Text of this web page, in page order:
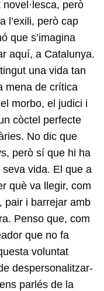
però
l’exili, però cap
que s’imagina
aquí, a Catalunya.
una vida tan
mena de crítica
morbo, el judici i
còctel perfecte
No dic que
però sí que hi ha
vida. El que a
què va llegir, com
pair i barrejar amb
Penso que, com
que no fa
voluntat
despersonalitzar-
parlés de la